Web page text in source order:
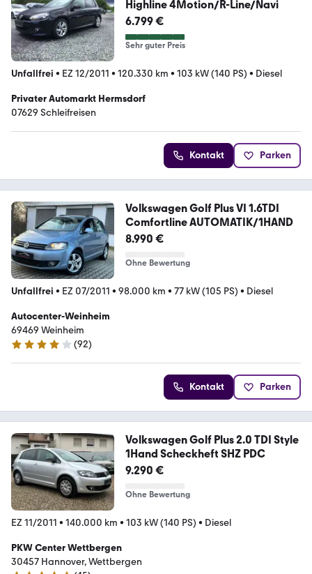
Highline 4Motion/R-Line/Navi
6.799 €
Sehr guter Preis
Unfallfrei • EZ 12/2011 • 120.330 km • 103 kW (140 PS) • Diesel
Privater Automarkt Hermsdorf
07629 Schleifreisen
Kontakt Parken
Volkswagen Golf Plus VI 1.6TDI
Comfortline AUTOMATIK/1HAND
8.990 €
Ohne Bewertung
Unfallfrei • EZ 07/2011 • 98.000 km • 77 kW (105 PS) • Diesel
Autocenter-Weinheim
69469 Weinheim
4.2 Sterne
(92)
Kontakt Parken
Volkswagen Golf Plus 2.0 TDI Style
1Hand Scheckheft SHZ PDC
9.290 €
Ohne Bewertung
EZ 11/2011 • 140.000 km • 103 kW (140 PS) • Diesel
PKW Center Wettbergen
30457 Hannover, Wettbergen